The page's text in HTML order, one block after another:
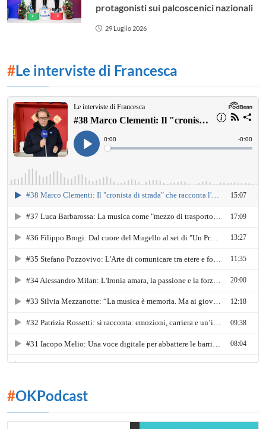
protagonisti sui palcoscenici nazionali
29 Luglio 2026
#Le interviste di Francesca
#OKPodcast